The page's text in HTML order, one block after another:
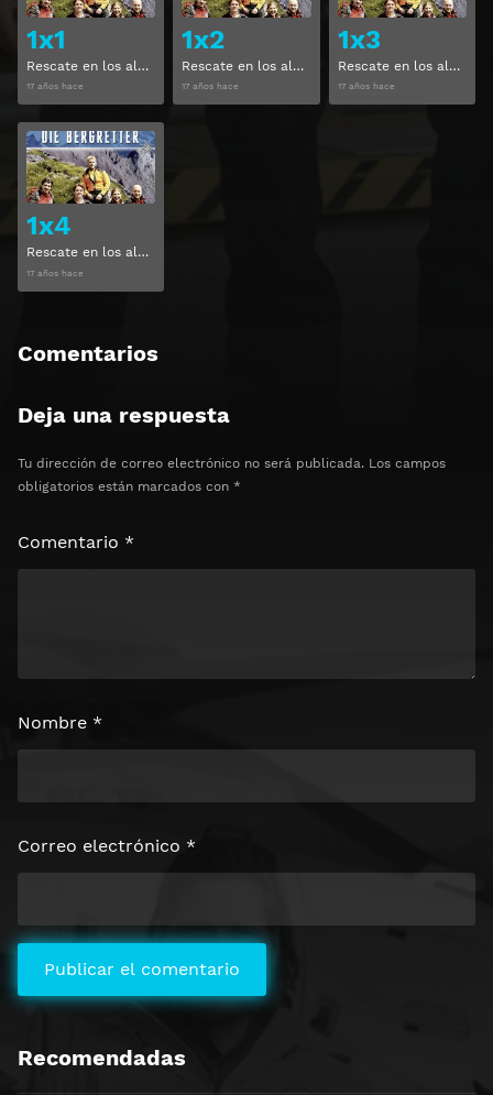
1x1
Rescate en los alpes Temporada 1 Capitulo 1
17 años hace
1x2
Rescate en los alpes Temporada 1 Capitulo 2
17 años hace
1x3
Rescate en los alpes Temporada 1 Capitulo 3
17 años hace
1x4
Rescate en los alpes Temporada 1 Capitulo 4
17 años hace
Comentarios
Deja una respuesta
Tu dirección de correo electrónico no será publicada. Los campos
obligatorios están marcados con *
Comentario *
Nombre *
Correo electrónico *
Recomendadas